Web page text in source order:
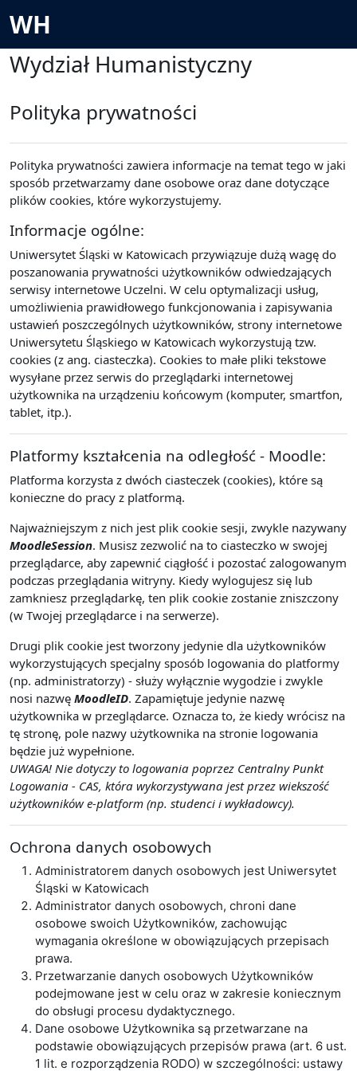
WH
Wydział Humanistyczny
Polityka prywatności
Polityka prywatności zawiera informacje na temat tego w jaki
sposób przetwarzamy dane osobowe oraz dane dotyczące
plików cookies, które wykorzystujemy.
Informacje ogólne:
Uniwersytet Śląski w Katowicach przywiązuje dużą wagę do
poszanowania prywatności użytkowników odwiedzających
serwisy internetowe Uczelni. W celu optymalizacji usług,
umożliwienia prawidłowego funkcjonowania i zapisywania
ustawień poszczególnych użytkowników, strony internetowe
Uniwersytetu Śląskiego w Katowicach wykorzystują tzw.
cookies (z ang. ciasteczka). Cookies to małe pliki tekstowe
wysyłane przez serwis do przeglądarki internetowej
użytkownika na urządzeniu końcowym (komputer, smartfon,
tablet, itp.).
Platformy kształcenia na odległość - Moodle:
Platforma korzysta z dwóch ciasteczek (cookies), które są
konieczne do pracy z platformą.
Najważniejszym z nich jest plik cookie sesji, zwykle nazywany
MoodleSession. Musisz zezwolić na to ciasteczko w swojej
przeglądarce, aby zapewnić ciągłość i pozostać zalogowanym
podczas przeglądania witryny. Kiedy wylogujesz się lub
zamkniesz przeglądarkę, ten plik cookie zostanie zniszczony
(w Twojej przeglądarce i na serwerze).
Drugi plik cookie jest tworzony jedynie dla użytkowników
wykorzystujących specjalny sposób logowania do platformy
(np. administratorzy) - służy wyłącznie wygodzie i zwykle
nosi nazwę MoodleID. Zapamiętuje jedynie nazwę
użytkownika w przeglądarce. Oznacza to, że kiedy wrócisz na
tę stronę, pole nazwy użytkownika na stronie logowania
będzie już wypełnione.
UWAGA! Nie dotyczy to logowania poprzez Centralny Punkt
Logowania - CAS, która wykorzystywana jest przez wiekszość
użytkowników e-platform (np. studenci i wykładowcy).
Ochrona danych osobowych
Administratorem danych osobowych jest Uniwersytet
Śląski w Katowicach
Administrator danych osobowych, chroni dane
osobowe swoich Użytkowników, zachowując
wymagania określone w obowiązujących przepisach
prawa.
Przetwarzanie danych osobowych Użytkowników
podejmowane jest w celu oraz w zakresie koniecznym
do obsługi procesu dydaktycznego.
Dane osobowe Użytkownika są przetwarzane na
podstawie obowiązujących przepisów prawa (art. 6 ust.
1 lit. e rozporządzenia RODO) w szczególności: ustawy